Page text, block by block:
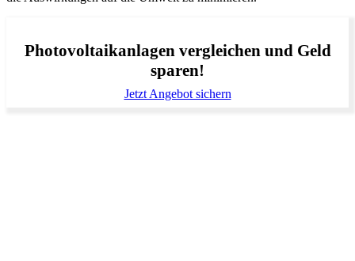
Photovoltaikanlagen vergleichen und Geld
sparen!
Jetzt Angebot sichern